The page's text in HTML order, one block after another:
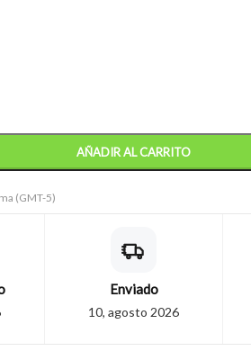
AÑADIR AL CARRITO
(GMT-5)
Enviado
10, agosto 2026